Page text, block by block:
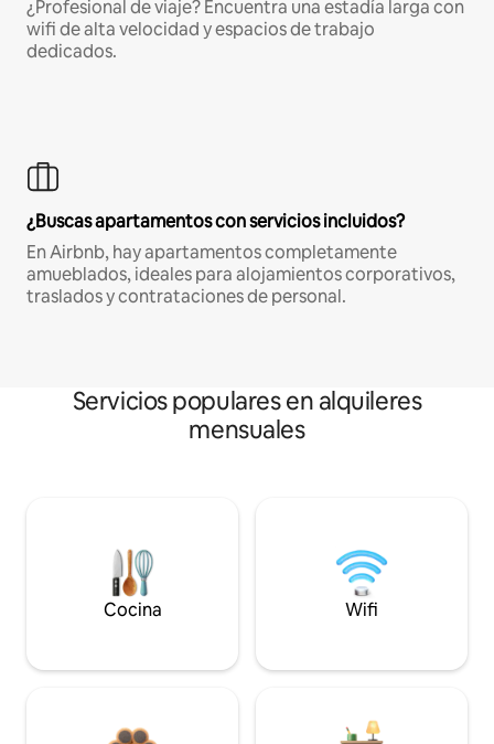
¿Profesional de viaje? Encuentra una estadía larga con
wifi de alta velocidad y espacios de trabajo
dedicados.
¿Buscas apartamentos con servicios incluidos?
En Airbnb, hay apartamentos completamente
amueblados, ideales para alojamientos corporativos,
traslados y contrataciones de personal.
Servicios populares en alquileres
mensuales
Cocina Wifi